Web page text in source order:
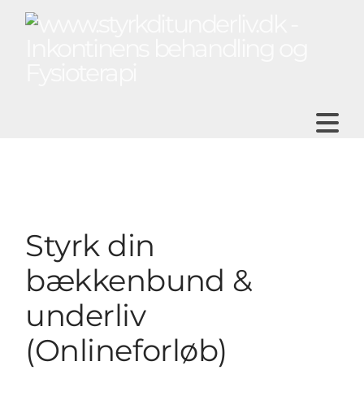
Styrk din
bækkenbund &
underliv
(Onlineforløb)